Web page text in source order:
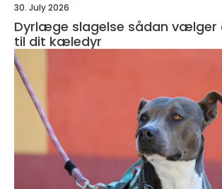
30. July 2026
Dyrlæge slagelse sådan vælger du den rette
til dit kæledyr